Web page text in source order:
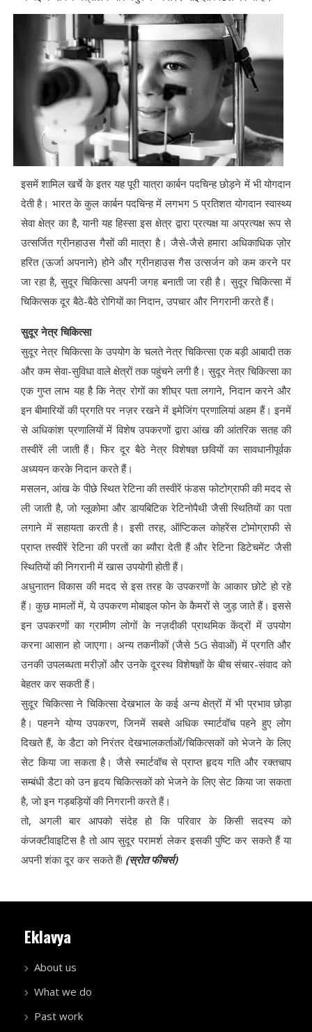
इसमें शामिल खर्चे के इतर यह पूरी यात्रा कार्बन पदचिन्ह छोड़ने में भी योगदान
देती है। भारत के कुल कार्बन पदचिन्ह में लगभग 5 प्रतिशत योगदान स्वास्थ्य
सेवा क्षेत्र का है, यानी यह हिस्सा इस क्षेत्र द्वारा प्रत्यक्ष या अप्रत्यक्ष रूप से
उत्सर्जित ग्रीनहाउस गैसों की मात्रा है। जैसे-जैसे हमारा अधिकाधिक ज़ोर
हरित (ऊर्जा अपनाने) होने और ग्रीनहाउस गैस उत्सर्जन को कम करने पर
जा रहा है, सुदूर चिकित्सा अपनी जगह बनाती जा रही है। सुदूर चिकित्सा में
चिकित्सक दूर बैठे-बैठे रोगियों का निदान, उपचार और निगरानी करते हैं।
सुदूर नेत्र चिकित्सा
सुदूर नेत्र चिकित्सा के उपयोग के चलते नेत्र चिकित्सा एक बड़ी आबादी तक
और कम सेवा-सुविधा वाले क्षेत्रों तक पहुंचने लगी है। सुदूर नेत्र चिकित्सा का
एक गुप्त लाभ यह है कि नेत्र रोगों का शीघ्र पता लगाने, निदान करने और
इन बीमारियों की प्रगति पर नज़र रखने में इमेजिंग प्रणालियां अहम हैं। इनमें
से अधिकांश प्रणालियों में विशेष उपकरणों द्वारा आंख की आंतरिक सतह की
तस्वीरें ली जाती हैं। फिर दूर बैठे नेत्र विशेषज्ञ छवियों का सावधानीपूर्वक
अध्ययन करके निदान करते हैं।
मसलन, आंख के पीछे स्थित रेटिना की तस्वीरें फंडस फोटोग्राफी की मदद से
ली जाती है, जो ग्लूकोमा और डायबिटिक रेटिनोपैथी जैसी स्थितियों का पता
लगाने में सहायता करती है। इसी तरह, ऑप्टिकल कोहरेंस टोमोग्राफी से
प्राप्त तस्वीरें रेटिना की परतों का ब्यौरा देती हैं और रेटिना डिटेचमेंट जैसी
स्थितियों की निगरानी में खास उपयोगी होती हैं।
अधुनातन विकास की मदद से इस तरह के उपकरणों के आकार छोटे हो रहे
हैं। कुछ मामलों में, ये उपकरण मोबाइल फोन के कैमरों से जुड़ जाते हैं। इससे
इन उपकरणों का ग्रामीण लोगों के नज़दीकी प्राथमिक केंद्रों में उपयोग
करना आसान हो जाएगा। अन्य तकनीकों (जैसे 5G सेवाओं) में प्रगति और
उनकी उपलब्धता मरीज़ों और उनके दूरस्थ विशेषज्ञों के बीच संचार-संवाद को
बेहतर कर सकती हैं।
सुदूर चिकित्सा ने चिकित्सा देखभाल के कई अन्य क्षेत्रों में भी प्रभाव छोड़ा
है। पहनने योग्य उपकरण, जिनमें सबसे अधिक स्मार्टवॉच पहने हुए लोग
दिखते हैं, के डैटा को निरंतर देखभालकर्ताओं/चिकित्सकों को भेजने के लिए
सेट किया जा सकता है। जैसे स्मार्टवॉच से प्राप्त हृदय गति और रक्तचाप
सम्बंधी डैटा को उन हृदय चिकित्सकों को भेजने के लिए सेट किया जा सकता
है, जो इन गड़बड़ियों की निगरानी करते हैं।
तो, अगली बार आपको संदेह हो कि परिवार के किसी सदस्य को
कंजक्टीवाइटिस है तो आप सुदूर परामर्श लेकर इसकी पुष्टि कर सकते हैं या
अपनी शंका दूर कर सकते हैं! (स्रोत फीचर्स)
Eklavya
About us
What we do
Past work